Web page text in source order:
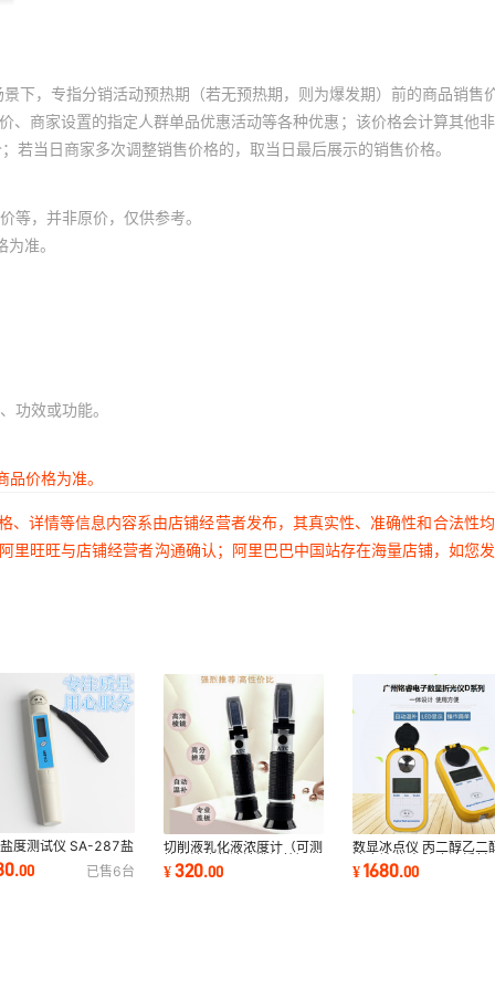
下，专指分销活动预热期（若无预热期，则为爆发期）前的商品销售
商家设置的指定人群单品优惠活动等各种优惠；该价格会计算其他
当日商家多次调整销售价格的，取当日最后展示的销售价格。
等，并非原价，仅供参考。
准。
功效或功能。
价格为准。
详情等信息内容系由店铺经营者发布，其真实性、准确性和合法性
旺旺与店铺经营者沟通确认；阿里巴巴中国站存在海量店铺，如您
度测试仪 SA-287盐
.00 已售6台
切削液乳化液浓度计（可测
拉丝油磨削液清洗液等）
LQ90A(0-90)
¥320.00
数显冰点仪 丙二醇乙二
浓度计 汽车防冻液折射
MR-CDD603 包邮
¥1680.00